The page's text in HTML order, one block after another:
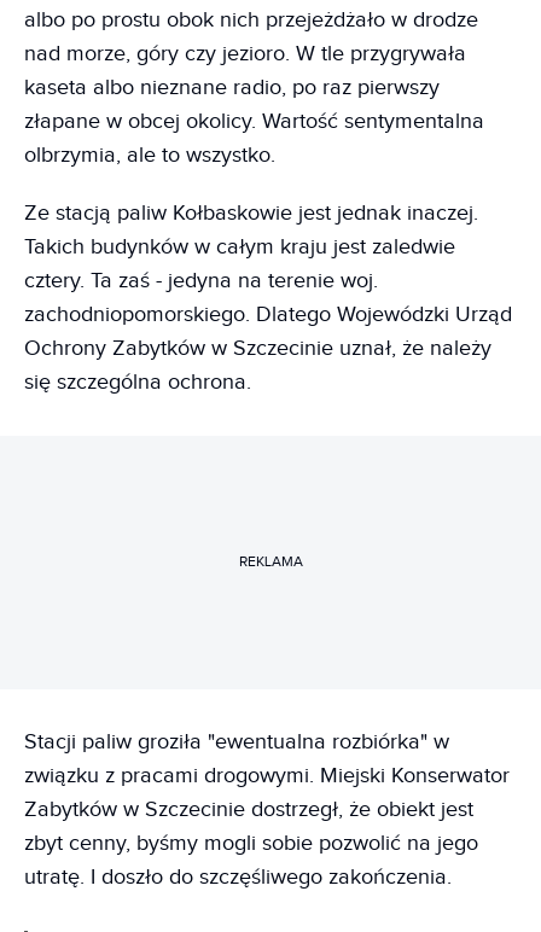
albo po prostu obok nich przejeżdżało w drodze
nad morze, góry czy jezioro. W tle przygrywała
kaseta albo nieznane radio, po raz pierwszy
złapane w obcej okolicy. Wartość sentymentalna
olbrzymia, ale to wszystko.
Ze stacją paliw Kołbaskowie jest jednak inaczej.
Takich budynków w całym kraju jest zaledwie
cztery. Ta zaś - jedyna na terenie woj.
zachodniopomorskiego. Dlatego Wojewódzki Urząd
Ochrony Zabytków w Szczecinie uznał, że należy
się szczególna ochrona.
REKLAMA
Stacji paliw groziła "ewentualna rozbiórka" w
związku z pracami drogowymi. Miejski Konserwator
Zabytków w Szczecinie dostrzegł, że obiekt jest
zbyt cenny, byśmy mogli sobie pozwolić na jego
utratę. I doszło do szczęśliwego zakończenia.